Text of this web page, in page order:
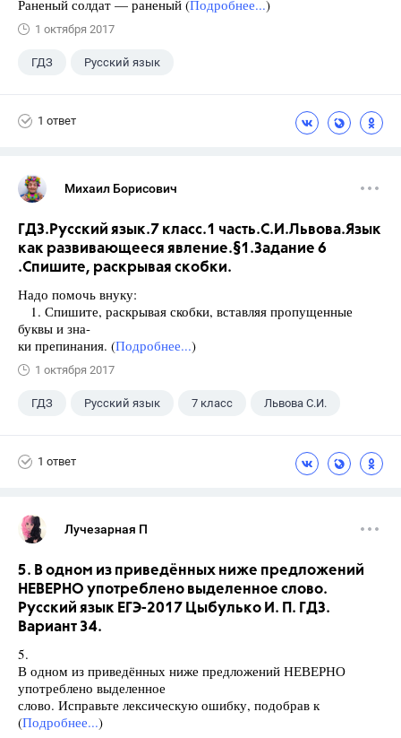
Раненый солдат — раненый (Подробнее...)
1 октября 2017
ГДЗ Русский язык
1 ответ
Михаил Борисович
ГДЗ.Русский язык.7 класс.1 часть.С.И.Львова.Язык
как развивающееся явление.§1.Задание 6
.Спишите, раскрывая скобки.
Надо помочь внуку:
1. Спишите, раскрывая скобки, вставляя пропущенные
буквы и зна-
ки препинания. (Подробнее...)
1 октября 2017
ГДЗ Русский язык 7 класс Львова С.И.
1 ответ
Лучезарная П
5. В одном из приведённых ниже предложений
НЕВЕРНО употреблено выделенное слово.
Русский язык ЕГЭ-2017 Цыбулько И. П. ГДЗ.
Вариант 34.
5.
В одном из приведённых ниже предложений НЕВЕРНО
употреблено выделенное
слово. Исправьте лексическую ошибку, подобрав к
(Подробнее...)